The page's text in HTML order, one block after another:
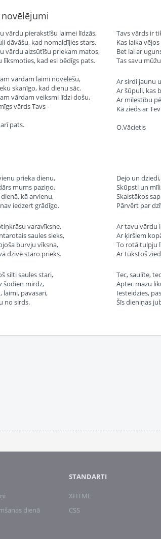
vārdu pierakstīšu laimei līdzās,
dāvāšu, kad nomaldījies stars.
vārdu aizsūtīšu priekam matos,
līksmoties, kad esi bēdīgs pats.
vārdam laimi novēlēšu,
skanīgo, kad dienu sāc.
vārdam veiksmi līdzi došu,
vārds Tavs -
pats.
Tavs vārds ir
Kas laika
Bet lai ar
Tas savu
Ar sirdi jaunu
Ar šūpuli, kas
Ar mīlestību
Kā zieds ar
O.Vācietis
prieka dienu,
mums paziņo,
dienā, kā arvienu,
iedzert grādīgo.
Dejo un dziedi,
Skūpsti un
Skaistākos
Pārvērt par
varavīksne,
saules sieks,
burvju vīksna,
dzīvē staro prieks.
Ar tavu vārdu
Ar ķiršiem
To rotā tulpju
Ar tūkstoš
silti saules stari,
šodien mirdz,
laimi, pavasari,
no sirds.
Tec, saulīte,
Aptec mazu
Iesteidzies,
Šīs dieniņas
dienā
STANDARTI
XHTML
CSS